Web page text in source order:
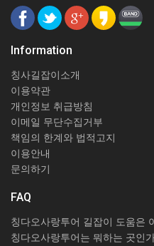
Information
칭사길잡이소개
이용약관
개인정보 취급방침
이메일 무단수집거부
책임의 한계와 법적고지
이용안내
문의하기
FAQ
칭다오사랑투어 길잡이 도움은
칭다오사랑투어는 뭐하는 곳인